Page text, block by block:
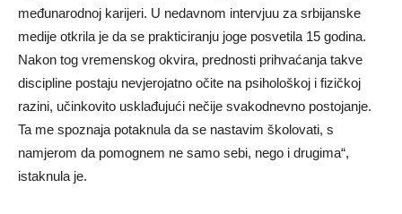
međunarodnoj karijeri. U nedavnom intervjuu za srbijanske
medije otkrila je da se prakticiranju joge posvetila 15 godina.
Nakon tog vremenskog okvira, prednosti prihvaćanja takve
discipline postaju nevjerojatno očite na psihološkoj i fizičkoj
razini, učinkovito usklađujući nečije svakodnevno postojanje.
Ta me spoznaja potaknula da se nastavim školovati, s
namjerom da pomognem ne samo sebi, nego i drugima“,
istaknula je.